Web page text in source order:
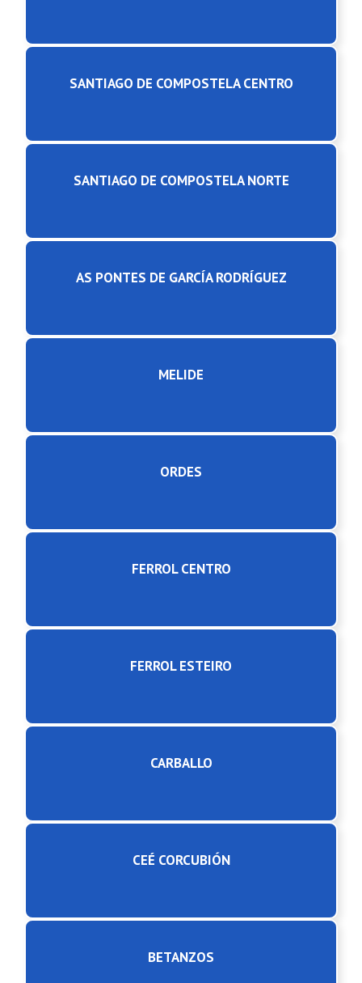
SANTIAGO DE COMPOSTELA CENTRO
SANTIAGO DE COMPOSTELA NORTE
AS PONTES DE GARCÍA RODRÍGUEZ
MELIDE
ORDES
FERROL CENTRO
FERROL ESTEIRO
CARBALLO
CEÉ CORCUBIÓN
BETANZOS